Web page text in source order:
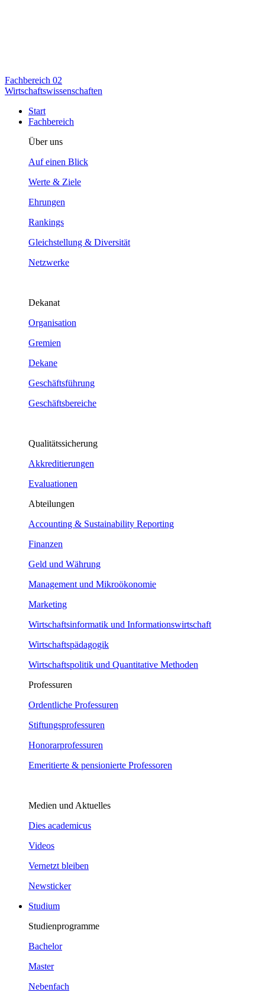
Fachbereich 02
Wirtschaftswissenschaften
Start
Fachbereich
Über uns
Auf einen Blick
Werte & Ziele
Ehrungen
Rankings
Gleichstellung & Diversität
Netzwerke
Dekanat
Organisation
Gremien
Dekane
Geschäftsführung
Geschäftsbereiche
Qualitätssicherung
Akkreditierungen
Evaluationen
Abteilungen
Accounting & Sustainability Reporting
Finanzen
Geld und Währung
Management und Mikroökonomie
Marketing
Wirtschaftsinformatik und Informationswirtschaft
Wirtschaftspädagogik
Wirtschaftspolitik und Quantitative Methoden
Professuren
Ordentliche Professuren
Stiftungsprofessuren
Honorarprofessuren
Emeritierte & pensionierte Professoren
Medien und Aktuelles
Dies academicus
Videos
Vernetzt bleiben
Newsticker
Studium
Studienprogramme
Bachelor
Master
Nebenfach